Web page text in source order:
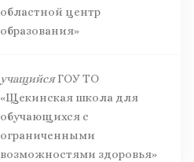
областной центр
образования»
учащийсяГОУ ТО
«Щекинская школа для
обучающихся с
ограниченными
возможностями здоровья»